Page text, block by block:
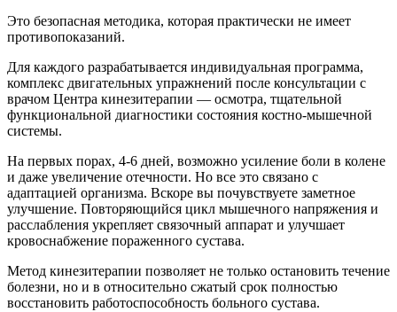
Это безопасная методика, которая практически не имеет
противопоказаний.
Для каждого разрабатывается индивидуальная программа,
комплекс двигательных упражнений после консультации с
врачом Центра кинезитерапии — осмотра, тщательной
функциональной диагностики состояния костно-мышечной
системы.
На первых порах, 4-6 дней, возможно усиление боли в колене
и даже увеличение отечности. Но все это связано с
адаптацией организма. Вскоре вы почувствуете заметное
улучшение. Повторяющийся цикл мышечного напряжения и
расслабления укрепляет связочный аппарат и улучшает
кровоснабжение пораженного сустава.
Метод кинезитерапии позволяет не только остановить течение
болезни, но и в относительно сжатый срок полностью
восстановить работоспособность больного сустава.